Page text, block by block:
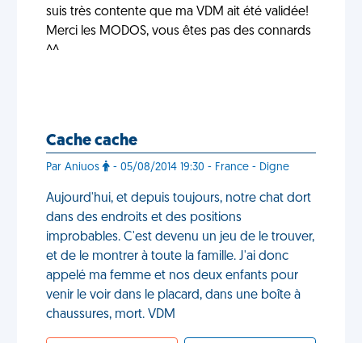
suis très contente que ma VDM ait été validée!
Merci les MODOS, vous êtes pas des connards
^^
Cache cache
Par Aniuos - 05/08/2014 19:30 - France - Digne
Aujourd'hui, et depuis toujours, notre chat dort
dans des endroits et des positions
improbables. C'est devenu un jeu de le trouver,
et de le montrer à toute la famille. J'ai donc
appelé ma femme et nos deux enfants pour
venir le voir dans le placard, dans une boîte à
chaussures, mort. VDM